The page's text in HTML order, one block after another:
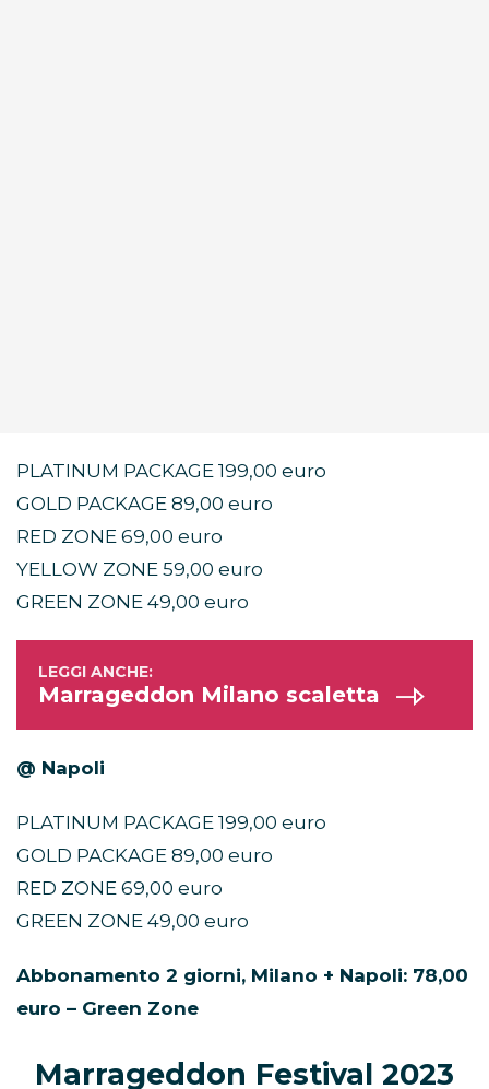
PLATINUM PACKAGE 199,00 euro
GOLD PACKAGE 89,00 euro
RED ZONE 69,00 euro
YELLOW ZONE 59,00 euro
GREEN ZONE 49,00 euro
Marrageddon Milano scaletta
@ Napoli
PLATINUM PACKAGE 199,00 euro
GOLD PACKAGE 89,00 euro
RED ZONE 69,00 euro
GREEN ZONE 49,00 euro
Abbonamento 2 giorni, Milano + Napoli: 78,00
euro – Green Zone
Marrageddon Festival 2023